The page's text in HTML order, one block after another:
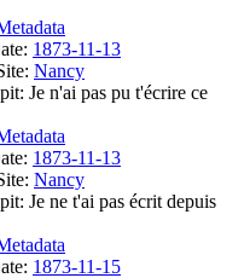
1873-11-13
Nancy
Je n'ai pas pu t'écrire ce
1873-11-13
Nancy
Je ne t'ai pas écrit depuis
1873-11-15